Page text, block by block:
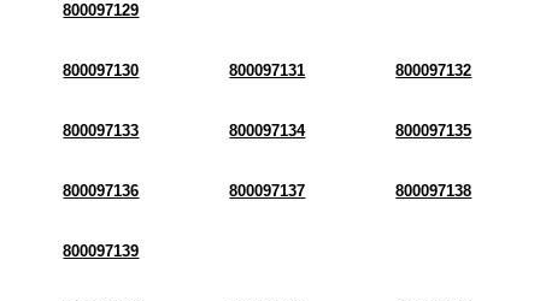
800097129
800097130 800097131 800097132
800097133 800097134 800097135
800097136 800097137 800097138
800097139